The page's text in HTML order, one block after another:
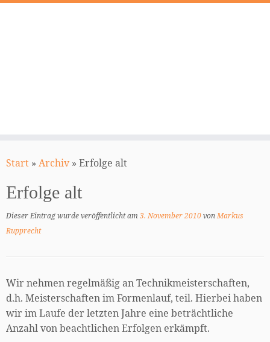
Inhalt
Start » Archiv » Erfolge alt
Erfolge alt
Dieser Eintrag wurde veröffentlicht am3. November 2010vonMarkus
Rupprecht
Wir nehmen regelmäßig an Technikmeisterschaften,
d.h. Meisterschaften im Formenlauf, teil. Hierbei haben
wir im Laufe der letzten Jahre eine beträchtliche
Anzahl von beachtlichen Erfolgen erkämpft.